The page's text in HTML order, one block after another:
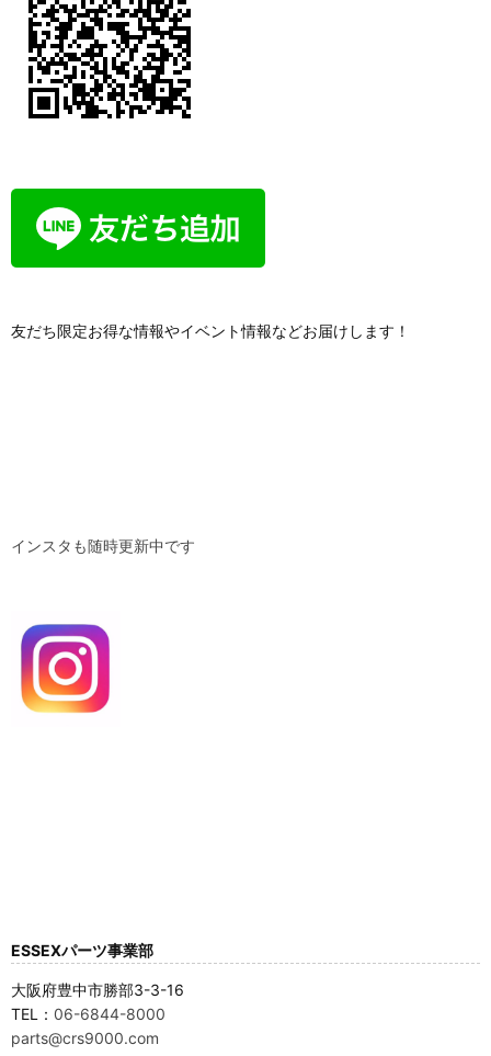
友だち限定お得な情報やイベント情報などお届けします！
インスタも随時更新中です
ESSEXパーツ事業部
大阪府豊中市勝部3-3-16
TEL： 06-6844-8000
parts@crs9000.com